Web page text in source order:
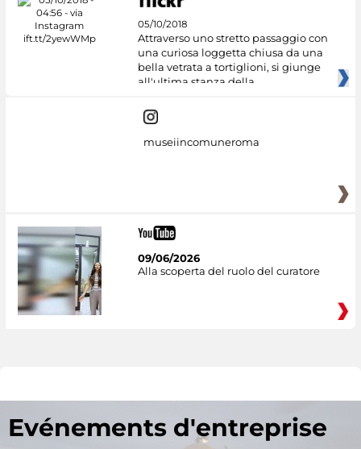
05/10/2018
Attraverso uno stretto passaggio con
una curiosa loggetta chiusa da una
bella vetrata a tortiglioni, si giunge
all'ultima stanza della
museiincomuneroma
09/06/2026
Alla scoperta del ruolo del curatore
Evénements d'entreprise